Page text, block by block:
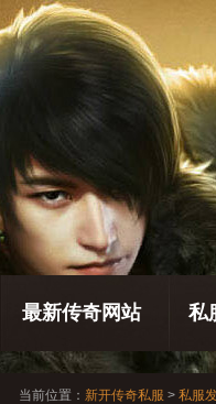
最新传奇网站 私
当前位置： 新开传奇私服 > 私服